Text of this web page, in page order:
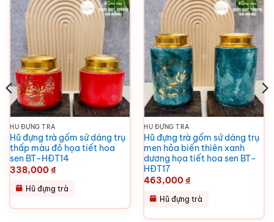
HŨ ĐỰNG TRÀ
Hũ đựng trà gốm sứ dáng trụ
thấp màu đỏ họa tiết hoa
sen BT-HĐT14
338,000 ₫
Hũ đựng trà
HŨ ĐỰNG TRÀ
Hũ đựng trà gốm sứ dáng trụ
men hỏa biến thiên xanh
dương họa tiết hoa sen BT-
HĐT17
463,000 ₫
Hũ đựng trà